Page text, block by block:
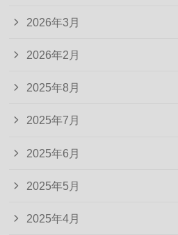
2026年3月
2026年2月
2025年8月
2025年7月
2025年6月
2025年5月
2025年4月